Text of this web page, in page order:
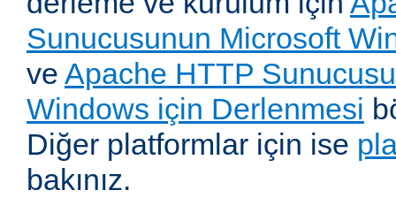
Sunucusunun Microsoft
ve Apache HTTP
Windows için Derlenmesi
Diğer platformlar için ise
bakınız.